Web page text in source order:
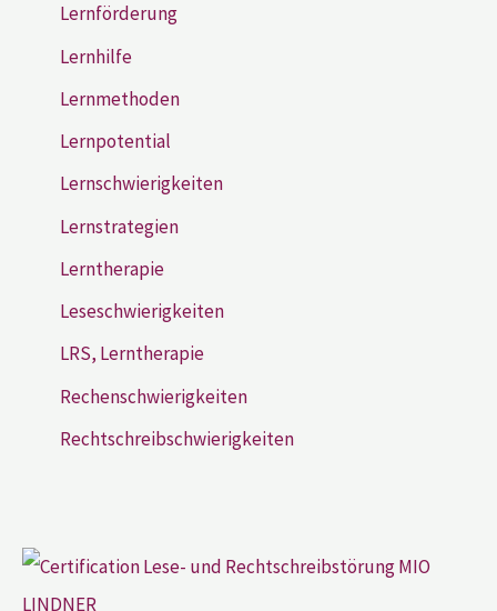
Lernförderung
Lernhilfe
Lernmethoden
Lernpotential
Lernschwierigkeiten
Lernstrategien
Lerntherapie
Leseschwierigkeiten
LRS, Lerntherapie
Rechenschwierigkeiten
Rechtschreibschwierigkeiten